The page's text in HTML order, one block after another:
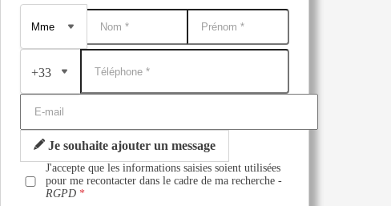
+33
Je souhaite ajouter un message
J'accepte que les informations saisies soient utilisées
pour me recontacter dans le cadre de ma recherche -
RGPD